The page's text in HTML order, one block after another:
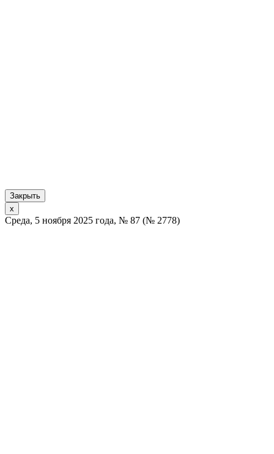
Закрыть
x
Среда, 5 ноября 2025 года, № 87 (№ 2778)